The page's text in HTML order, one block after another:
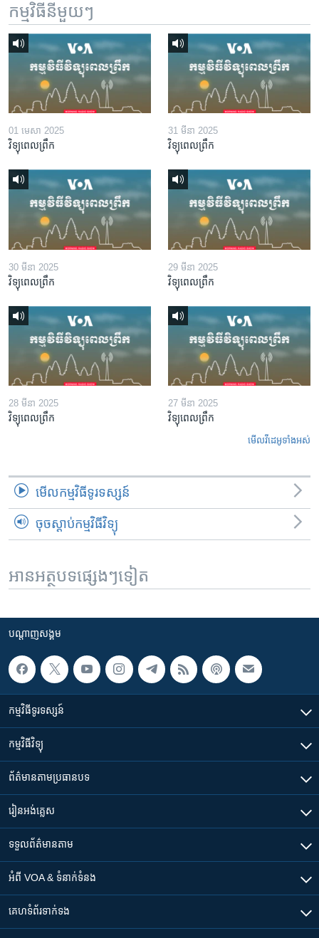
កម្មវិធី​នីមួយៗ
01 មេសា 2025
វិទ្យុពេលព្រឹក
31 មីនា 2025
វិទ្យុពេលព្រឹក
30 មីនា 2025
វិទ្យុពេលព្រឹក
29 មីនា 2025
វិទ្យុពេលព្រឹក
28 មីនា 2025
វិទ្យុពេលព្រឹក
27 មីនា 2025
វិទ្យុពេលព្រឹក
មើល​វីដេអូ​ទាំង​អស់
មើល​កម្មវិធី​ទូរទស្សន៍
ចុចស្តាប់កម្មវិធីវិទ្យុ
អានអត្ថបទផ្សេងៗទៀត
បណ្តាញ​សង្គម
កម្មវិធី​ទូរទស្សន៍
កម្មវិធី​វិទ្យុ
ព័ត៌មាន​តាមប្រធានបទ​
រៀន​​អង់គ្លេស
ទទួល​ព័ត៌មាន​តាម
អំពី​ VOA & ទំនាក់ទំនង
គេហទំព័រ​​ទាក់ទង